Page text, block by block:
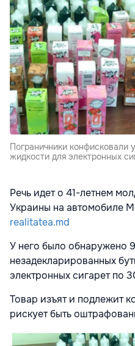
Пограничники конфисковали
жидкости для электронных
Речь идет о 41-летнем
Украины на автомобиле
realitatea.md
У него было обнаружено
незадекларированных
электронных сигарет по
Товар изъят и подлежит
рискует быть